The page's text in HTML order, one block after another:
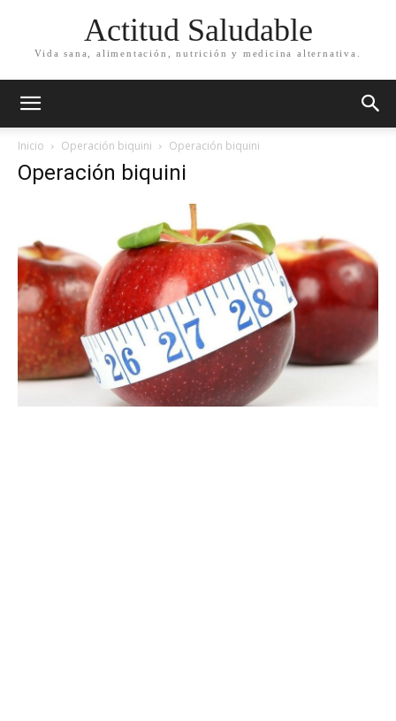
Actitud Saludable
Vida sana, alimentación, nutrición y medicina alternativa.
Inicio Operación biquini Operación biquini
Operación biquini